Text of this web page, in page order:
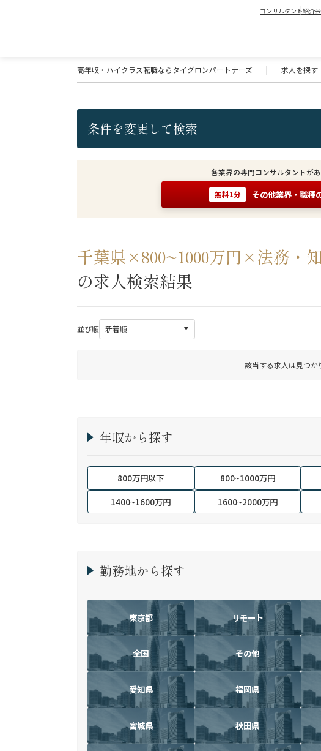
コンサルタント紹介
高年収・ハイクラス転職ならタイグロンパートナーズ | 求人を探す
条件を変更して検索
各業界の専門コンサルタントが
無料1分 その他業界・職種
千葉県×800~1000万円×法務・
の求人検索結果
並び順
該当する求人は見つか
年収から探す
800万円以下 800~1000万円
1400~1600万円
1600~2000万円
勤務地から探す
東京都 リモート
全国 その他
愛知県 福岡県
宮城県 秋田県